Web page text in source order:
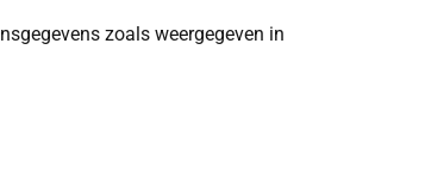
zoals weergegeven in